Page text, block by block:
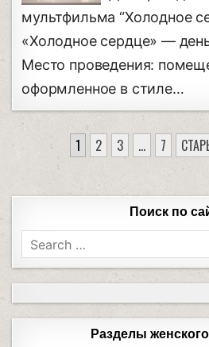
мультфильма “Холодное
«Холодное сердце» —
Место проведения:
оформленное в стиле…
1 2 3 … 7
Поиск по
Разделы